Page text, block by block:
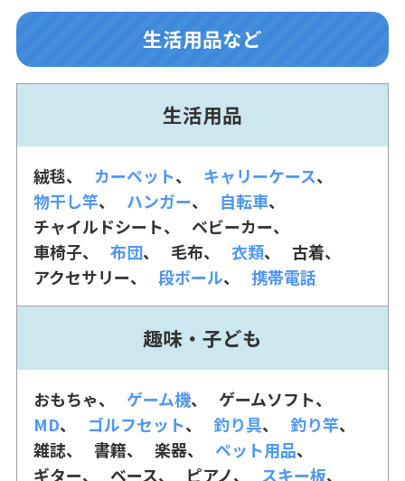
生活用品など
生活用品
絨毯 カーペット
キャリーケース
物干し竿
ハンガー
自転車
チャイルドシート
ベビーカー
車椅子
布団 毛布 衣類
古着
アクセサリー
段ボール 携帯電話
趣味・子ども
おもちゃ ゲーム機
ゲームソフト
MD
ゴルフセット 釣り具
釣り竿
雑誌
書籍 楽器
ペット用品
ギター
ベース ピアノ スキー板